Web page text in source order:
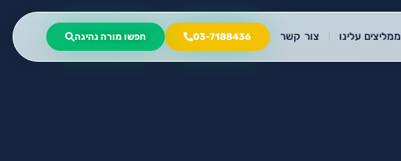
ממליצים עלינו צור קשר 03-7188436 חפשו מורה נהיגה